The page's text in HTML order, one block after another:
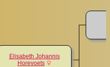
Elisabeth Johannis
Horevoets